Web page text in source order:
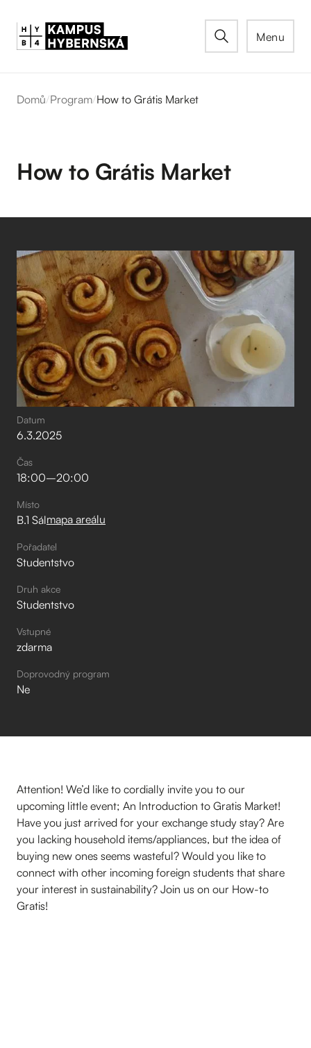
Menu
Domů/Program/How to Grátis Market
How to Grátis Market
Datum
6.3.2025
Čas
18:00–⁠20:00
Místo
B.1 Sálmapa areálu
Pořadatel
Studentstvo
Druh akce
Studentstvo
Vstupné
zdarma
Doprovodný program
Ne
Attention! We’d like to cordially invite you to our
upcoming little event; An Introduction to Gratis Market!
Have you just arrived for your exchange study stay? Are
you lacking household items/appliances, but the idea of
buying new ones seems wasteful? Would you like to
connect with other incoming foreign students that share
your interest in sustainability? Join us on our How-to
Gratis!